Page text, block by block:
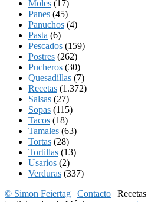
Moles (17)
Panes (45)
Panuchos (4)
Pasta (6)
Pescados (159)
Postres (262)
Pucheros (30)
Quesadillas (7)
Recetas (1.372)
Salsas (27)
Sopas (115)
Tacos (18)
Tamales (63)
Tortas (28)
Tortillas (13)
Usarios (2)
Verduras (337)
© Simon Feiertag | Contacto |